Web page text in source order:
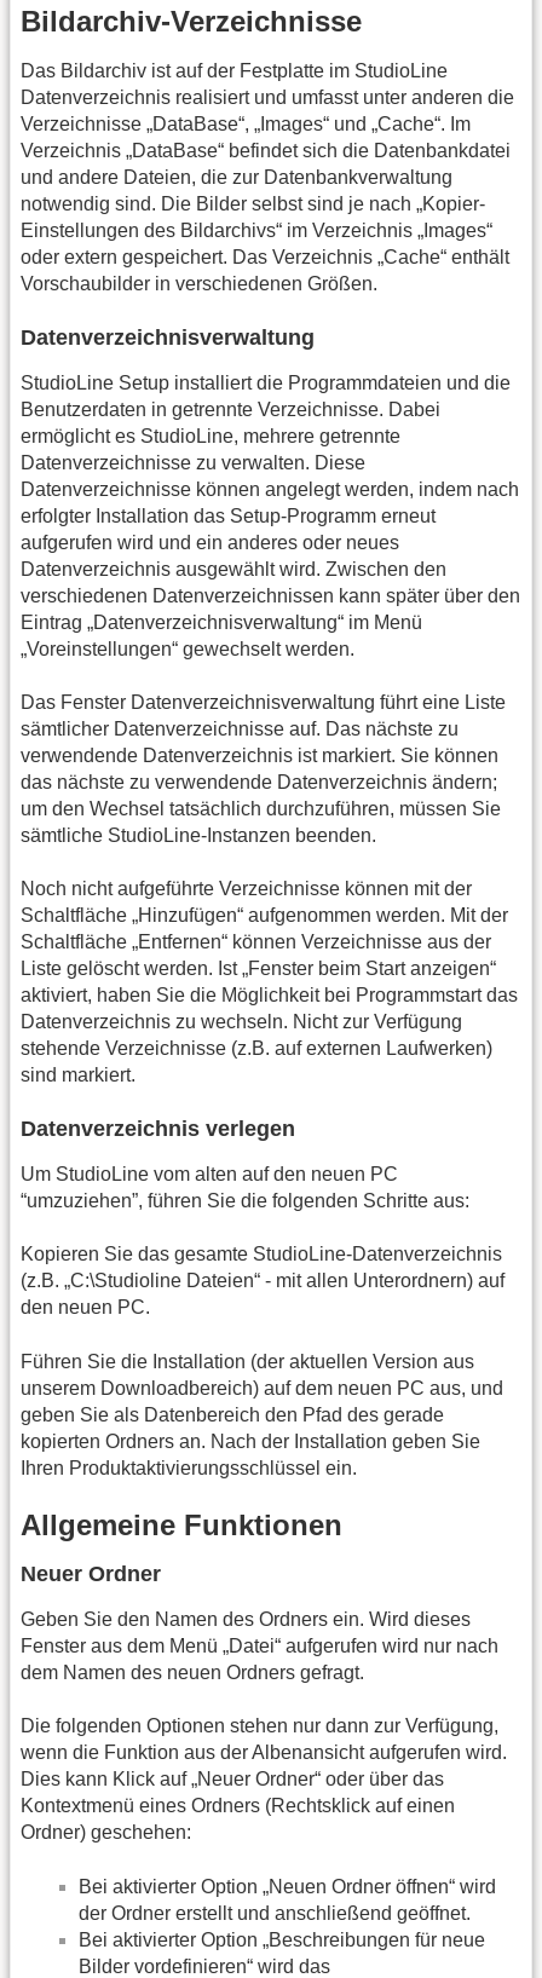
Bildarchiv-Verzeichnisse
Das Bildarchiv ist auf der Festplatte im StudioLine
Datenverzeichnis realisiert und umfasst unter anderen die
Verzeichnisse „DataBase“, „Images“ und „Cache“. Im
Verzeichnis „DataBase“ befindet sich die Datenbankdatei
und andere Dateien, die zur Datenbankverwaltung
notwendig sind. Die Bilder selbst sind je nach „Kopier-
Einstellungen des Bildarchivs“ im Verzeichnis „Images“
oder extern gespeichert. Das Verzeichnis „Cache“ enthält
Vorschaubilder in verschiedenen Größen.
Datenverzeichnisverwaltung
StudioLine Setup installiert die Programmdateien und die
Benutzerdaten in getrennte Verzeichnisse. Dabei
ermöglicht es StudioLine, mehrere getrennte
Datenverzeichnisse zu verwalten. Diese
Datenverzeichnisse können angelegt werden, indem nach
erfolgter Installation das Setup-Programm erneut
aufgerufen wird und ein anderes oder neues
Datenverzeichnis ausgewählt wird. Zwischen den
verschiedenen Datenverzeichnissen kann später über den
Eintrag „Datenverzeichnisverwaltung“ im Menü
„Voreinstellungen“ gewechselt werden.
Das Fenster Datenverzeichnisverwaltung führt eine Liste
sämtlicher Datenverzeichnisse auf. Das nächste zu
verwendende Datenverzeichnis ist markiert. Sie können
das nächste zu verwendende Datenverzeichnis ändern;
um den Wechsel tatsächlich durchzuführen, müssen Sie
sämtliche StudioLine-Instanzen beenden.
Noch nicht aufgeführte Verzeichnisse können mit der
Schaltfläche „Hinzufügen“ aufgenommen werden. Mit der
Schaltfläche „Entfernen“ können Verzeichnisse aus der
Liste gelöscht werden. Ist „Fenster beim Start anzeigen“
aktiviert, haben Sie die Möglichkeit bei Programmstart das
Datenverzeichnis zu wechseln. Nicht zur Verfügung
stehende Verzeichnisse (z.B. auf externen Laufwerken)
sind markiert.
Datenverzeichnis verlegen
Um StudioLine vom alten auf den neuen PC
“umzuziehen”, führen Sie die folgenden Schritte aus:
Kopieren Sie das gesamte StudioLine-Datenverzeichnis
(z.B. „C:\Studioline Dateien“ - mit allen Unterordnern) auf
den neuen PC.
Führen Sie die Installation (der aktuellen Version aus
unserem Downloadbereich) auf dem neuen PC aus, und
geben Sie als Datenbereich den Pfad des gerade
kopierten Ordners an. Nach der Installation geben Sie
Ihren Produktaktivierungsschlüssel ein.
Allgemeine Funktionen
Neuer Ordner
Geben Sie den Namen des Ordners ein. Wird dieses
Fenster aus dem Menü „Datei“ aufgerufen wird nur nach
dem Namen des neuen Ordners gefragt.
Die folgenden Optionen stehen nur dann zur Verfügung,
wenn die Funktion aus der Albenansicht aufgerufen wird.
Dies kann Klick auf „Neuer Ordner“ oder über das
Kontextmenü eines Ordners (Rechtsklick auf einen
Ordner) geschehen:
Bei aktivierter Option „Neuen Ordner öffnen“ wird
der Ordner erstellt und anschließend geöffnet.
Bei aktivierter Option „Beschreibungen für neue
Bilder vordefinieren“ wird das